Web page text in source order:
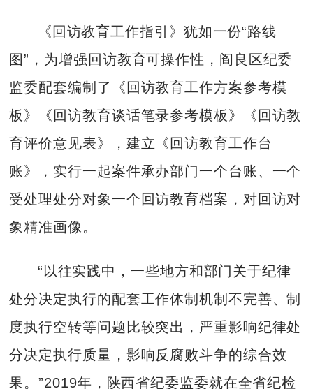
《回访教育工作指引》犹如一份“路线
图”，为增强回访教育可操作性，阎良区纪委
监委配套编制了《回访教育工作方案参考模
板》《回访教育谈话笔录参考模板》《回访教
育评价意见表》，建立《回访教育工作台
账》，实行一起案件承办部门一个台账、一个
受处理处分对象一个回访教育档案，对回访对
象精准画像。
“以往实践中，一些地方和部门关于纪律
处分决定执行的配套工作体制机制不完善、制
度执行空转等问题比较突出，严重影响纪律处
分决定执行质量，影响反腐败斗争的综合效
果。”2019年，陕西省纪委监委就在全省纪检